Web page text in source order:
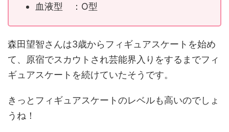
血液型 ：O型
森田望智さんは3歳からフィギュアスケートを始め
て、原宿でスカウトされ芸能界入りをするまでフィ
ギュアスケートを続けていたそうです。
きっとフィギュアスケートのレベルも高いのでしょ
うね！